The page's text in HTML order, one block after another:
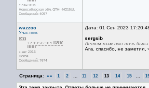
с сен 2015
Новосибирская обл. QTH- -NO15UL
Сообщений: 4057
wazzoo
Участник
с авг 2016
Псков
Сообщений: 7674
Дата: 01 Сен 2023
sergsib
Летом там всю ночь была
Ага, спасибо, не заметил,
Страница: «« 1 2 11 12 13 14 15